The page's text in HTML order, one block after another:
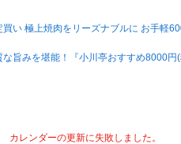
買い 極上焼肉をリーズナブルに お手軽
旨みを堪能！『小川亭おすすめ8000円(
カレンダーの更新に失敗しました。